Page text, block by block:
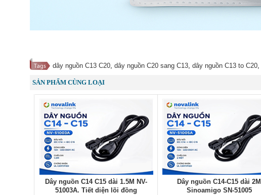
dây nguồn C13 C20, dây nguồn C20 sang C13, dây nguồn C13 to C20,
SẢN PHẨM CÙNG LOẠI
Dây nguồn C14 C15 dài 1.5M NV-
51003A. Tiết diện lõi đồng
Dây nguồn C14-C15 dài 2M
Sinoamigo SN-51005